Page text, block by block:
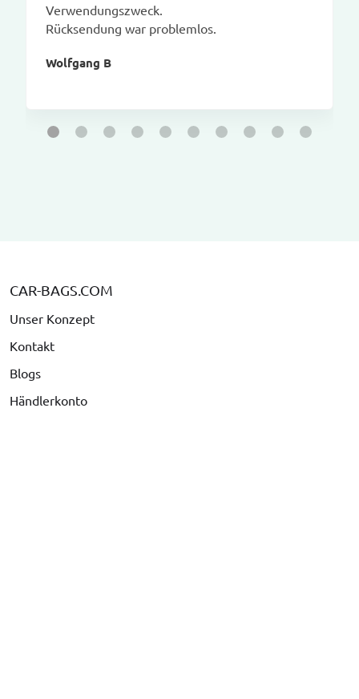
Verwendungszweck.
Rücksendung war problemlos.
Wolfgang B
CAR-BAGS.COM
Unser Konzept
Kontakt
Blogs
Händlerkonto